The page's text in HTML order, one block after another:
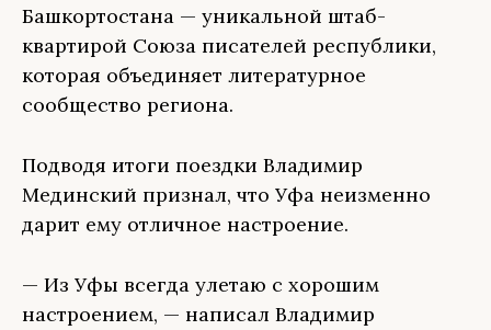
Башкортостана — уникальной штаб-
квартирой Союза писателей республики,
которая объединяет литературное
сообщество региона.
Подводя итоги поездки Владимир
Мединский признал, что Уфа неизменно
дарит ему отличное настроение.
— Из Уфы всегда улетаю с хорошим
настроением, — написал Владимир